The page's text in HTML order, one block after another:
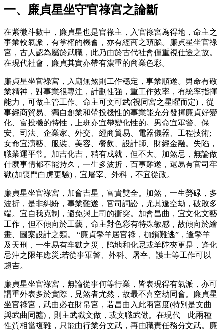
一、廉貞星坐守官祿宮之論斷
在紫微斗數中，廉貞星也是官祿主，入官祿宮為得地，命主之
事業較氣派，有掌權的機會，亦有經商之頭腦。廉貞星坐官祿
宮，古人認為屬於武職，此乃由於古代社會僅重視仕途之故。
在現代社會，廉貞其實亦帶有濃重的商業色彩。
廉貞星坐官祿宮，入廟無煞則工作穩定，事業順遂。男命有敬
業精神，對事業很專注，計劃性強，重工作效率，有統率指揮
能力，可做主管工作。命主可文可武(視同宮之星曜而定)，從
事經商貿易、獨自創業和帶投機性的事業能充分發揮廉貞好變
化、富投機的特性，上班亦宜帶變化性的。男命宜軍警、保
安、司法、企業家、外交、經商貿易、電器儀器、工程技術;
女命宜演藝、服裝、美容、餐飲、設計師、財經金融。失陷，
職業運平常。加吉化吉，稍有成就，但不大。加煞忌，無論做
什麼事情都不能持久，一生多波折，百事難遂，還易有官司牢
獄(加喪門白虎更驗)，宜屠宰、外科，不宜從政。
廉貞星坐官祿宮，加會吉星，富貴雙全。加煞，一生勞碌，多
波折，是非糾紛，事業難遂，官司詞訟，尤其逢空劫，破敗多
端。宜自我克制，避免與上司的衝突。加會昌曲，宜文化文藝
工作，但不傾向於工藝，命主對色彩有特殊敏感，故傾向於繪
畫、圖案設計之類。 “廉貞擎羊居官祿，枷鎖難逃”，逢擎羊
及天刑，一生易有牢獄之災，陷地和化忌或羊陀夾更是，逢化
忌沖之限年應災;若從事軍警、外科、屠宰、護士等工作可以
趨吉。
廉貞星坐官祿宮，無論從事何等行業，皆表現得有氣派，亦可
謂重外表多於實際，見煞者尤然，故最不喜空劫同會。廉貞星
坐官祿宮，武曲必在財帛宮，若昌曲入此兩宮度(特別是文曲
與武曲同躔)，則主武職文做，或文職武做。在現代，此兩種
性質相當複雜，只能由行業分文武，再由職責任務分文武。廉